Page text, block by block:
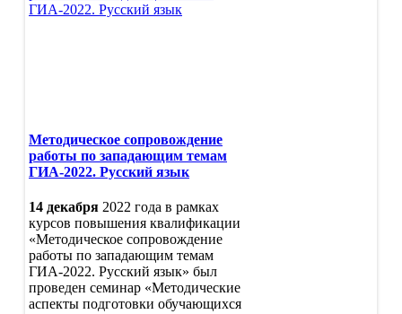
Методическое сопровождение
работы по западающим темам
ГИА-2022. Русский язык
14 декабря 2022 года в рамках
курсов повышения квалификации
«Методическое сопровождение
работы по западающим темам
ГИА-2022. Русский язык» был
проведен семинар «Методические
аспекты подготовки обучающихся